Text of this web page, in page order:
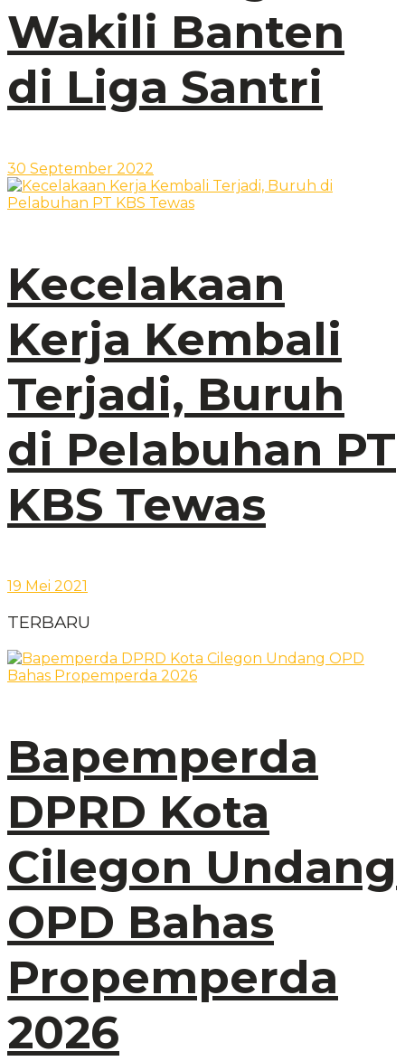
Wakili Banten
di Liga Santri
30 September 2022
Kecelakaan
Kerja Kembali
Terjadi, Buruh
di Pelabuhan PT
KBS Tewas
19 Mei 2021
TERBARU
Bapemperda
DPRD Kota
Cilegon Undang
OPD Bahas
Propemperda
2026